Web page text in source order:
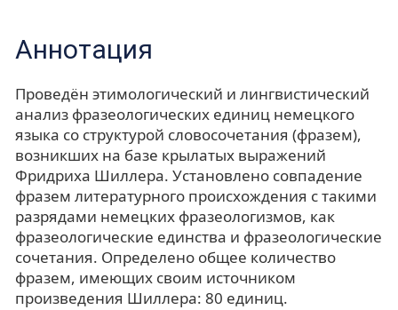
Аннотация
Проведён этимологический и лингвистический
анализ фразеологических единиц немецкого
языка со структурой словосочетания (фразем),
возникших на базе крылатых выражений
Фридриха Шиллера. Установлено совпадение
фразем литературного происхождения с такими
разрядами немецких фразеологизмов, как
фразеологические единства и фразеологические
сочетания. Определено общее количество
фразем, имеющих своим источником
произведения Шиллера: 80 единиц.